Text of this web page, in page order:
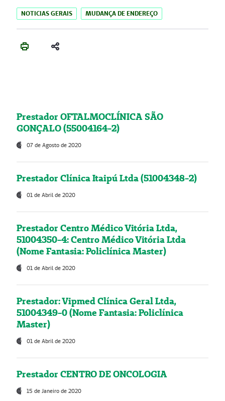
NOTICIAS GERAIS MUDANÇA DE ENDEREÇO
Prestador OFTALMOCLÍNICA SÃO
GONÇALO (55004164-2)
07 de Agosto de 2020
Prestador Clínica Itaipú Ltda (51004348-2)
01 de Abril de 2020
Prestador Centro Médico Vitória Ltda,
51004350-4: Centro Médico Vitória Ltda
(Nome Fantasia: Policlínica Master)
01 de Abril de 2020
Prestador: Vipmed Clínica Geral Ltda,
51004349-0 (Nome Fantasia: Policlínica
Master)
01 de Abril de 2020
Prestador CENTRO DE ONCOLOGIA
15 de Janeiro de 2020